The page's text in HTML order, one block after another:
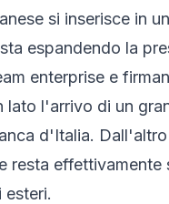
si inserisce in
espandendo la
enterprise e
lato l'arrivo di un
d'Italia.
resta
esteri.